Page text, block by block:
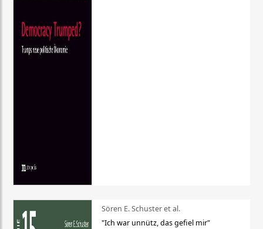
Sören E. Schuster et al.
"Ich war unnütz, das gefiel mir"